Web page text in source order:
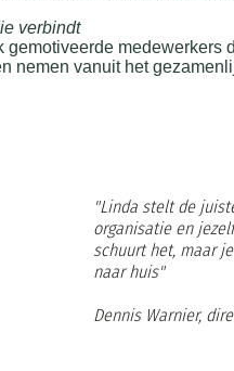
verbindt
gemotiveerde
nemen vanuit het
"Linda stelt de
organisatie en
schuurt het, maar
naar huis"
Dennis Warnier,